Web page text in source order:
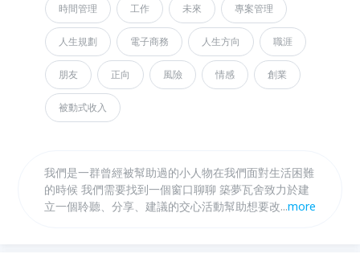
時間管理 工作 未來 專案管理
人生規劃 電子商務 人生方向 職涯
朋友 正向 風險 情感 創業
被動式收入
我們是一群曾經被幫助過的小人物在我們面對生活困難
的時候 我們需要找到一個窗口聊聊 築夢瓦舍致力於建
立一個聆聽、分享、建議的交心活動幫助想要改變現況
...more